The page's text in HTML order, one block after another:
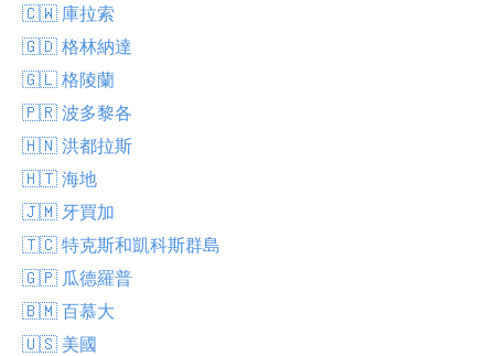
🇨🇼 庫拉索
🇬🇩 格林納達
🇬🇱 格陵蘭
🇵🇷 波多黎各
🇭🇳 洪都拉斯
🇭🇹 海地
🇯🇲 牙買加
🇹🇨 特克斯和凱科斯群島
🇬🇵 瓜德羅普
🇧🇲 百慕大
🇺🇸 美國